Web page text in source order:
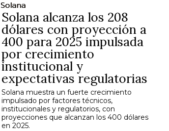
Solana
Solana alcanza los 208
dólares con proyección a
400 para 2025 impulsada
por crecimiento
institucional y
expectativas regulatorias
Solana muestra un fuerte crecimiento
impulsado por factores técnicos,
institucionales y regulatorios, con
proyecciones que alcanzan los 400 dólares
en 2025.